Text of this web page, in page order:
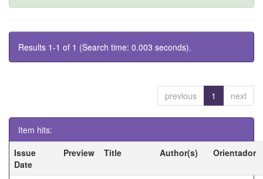
Results 1-1 of 1 (Search time: 0.003 seconds).
previous 1 next
Item hits:
Issue
Date
Preview Title Author(s) Orientador